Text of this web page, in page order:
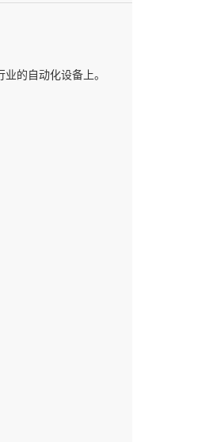
的自动化设备上。